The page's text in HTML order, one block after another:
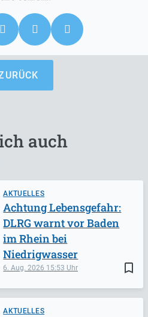
auch
AKTUELLES
bookmark_border
6. Aug. 2026 15:53
Achtung Lebensgefahr:
DLRG warnt vor Baden
im Rhein bei
Niedrigwasser
AKTUELLES